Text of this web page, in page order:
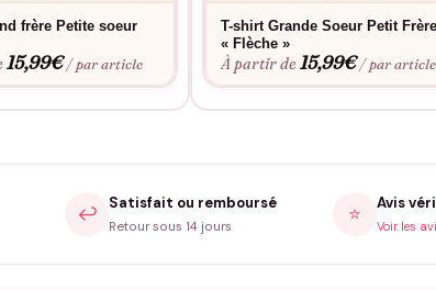
frère Petite soeur
15,99€ / par article
T-shirt Grande Soeur Petit Frère
« Flèche »
À partir de15,99€ / par article
↩️ Satisfait ou remboursé
Retour sous 14 jours
⭐ Avis
Voir les